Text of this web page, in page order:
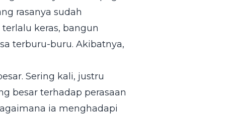
rasanya sudah
keras, bangun
terburu-buru. Akibatnya,
Sering kali, justru
besar terhadap perasaan
ia menghadapi